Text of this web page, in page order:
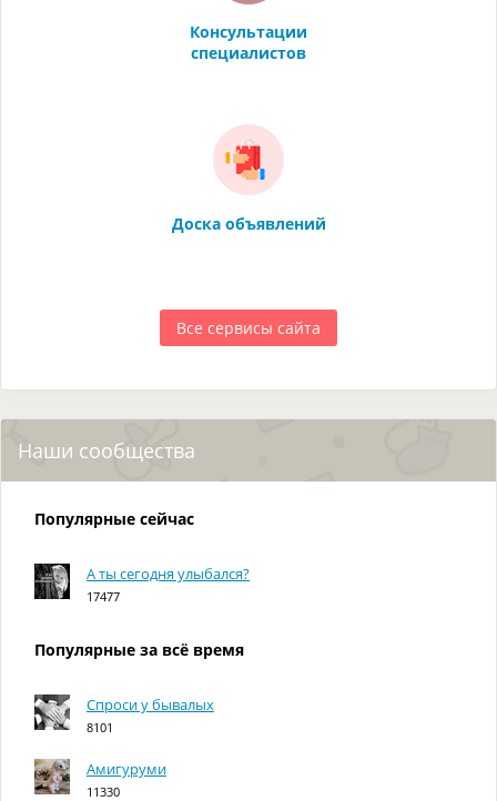
Консультации
специалистов
Доска объявлений
Все сервисы сайта
Наши сообщества
Популярные сейчас
А ты сегодня улыбался?
17477
Популярные за всё время
Спроси у бывалых
8101
Амигуруми
11330